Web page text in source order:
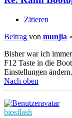
Zitieren
Beitrag von munjia »
Bisher war ich
F12 Taste in die
Einstellungen
Nach oben
biosflash